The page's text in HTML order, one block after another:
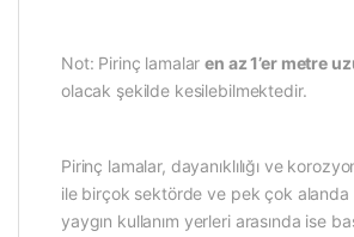
Not: Pirinç lamalaren az 1’er metre
olacak şekilde kesilebilmektedir.
Pirinç lamalar, dayanıklılığı ve
ile birçok sektörde ve pek çok alanda
yaygın kullanım yerleri arasında ise